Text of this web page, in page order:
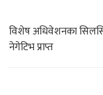
विशेष अधिवेशनका
नेगेटिभ प्राप्त